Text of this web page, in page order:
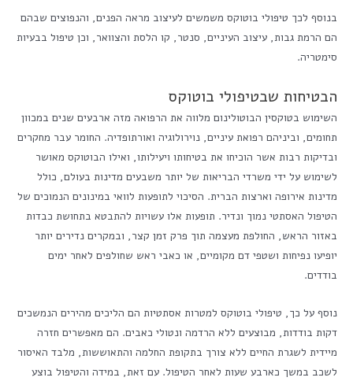
בנוסף לכך טיפולי בוטוקס משמשים לעיצוב מראה הפנים, והנפוצים שבהם
הם הרמת גבות, עיצוב העיניים, סנטר, קו הלסת והצוואר, וכן טיפול בבעיות
סימטריה.
הבטיחות שבטיפולי בוטוקס
השימוש בטוקסין הבוטולינום מלווה את הרפואה מזה ארבעים שנים במכוון
תחומים, וביניהם רפואת עיניים, נוירולוגיה ואורתופדיה. החומר עבר מחקרים
ובדיקות רבות אשר הוכיחו את בטיחותו ויעילותו, ואילו הבוטוקס מאושר
לשימוש על ידי משרדי הבריאות של יותר משבעים מדינות בעולם, כולל
מדינות אירופה וארצות הברית. הסיכוי לתופעות לוואי במינונים הנמוכים של
הטיפול האסתטי נמוך ונדיר. תופעות אלו עשויות להתבטא בתחושת כבדות
באזור הראש, החולפת מעצמה תוך פרק זמן קצר, ובמקרים נדירים יותר
יופיעו נפיחות ושטפי דם מקומיים, או כאבי ראש שחולפים לאחר ימים
בודדים.
נוסף על כך, טיפולי בוטוקס למטרות אסתטיות הם הליכים מהירים הנמשכים
דקות בודדות, מבוצעים ללא הרדמה ונטולי כאבים. הם מאפשרים חזרה
מיידית לשגרת החיים ללא צורך בתקופת החלמה והתאוששות, מלבד האיסור
לשכב במשך כארבע שעות לאחר הטיפול. עם זאת, במידה והטיפול בוצע